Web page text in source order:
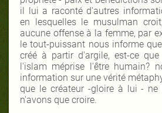
il lui a raconté d'autres
en lesquelles le musulman
aucune offense à la femme, par
le tout-puissant nous informe
créé à partir d'argile, est-ce
l'islam méprise l'être humain?
information sur une vérité
que le créateur -gloire à lui -
n'avons que croire.